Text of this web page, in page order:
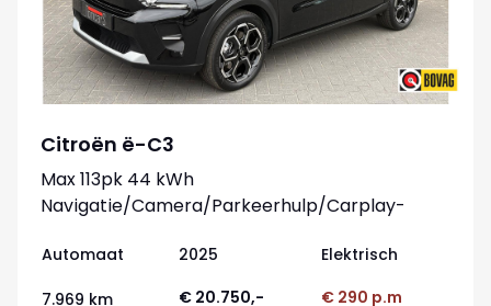
Citroën ë-C3
Max 113pk 44 kWh
Navigatie/Camera/Parkeerhulp/Carplay-
Automaat 2025 Elektrisch
7.969 km € 20.750,- € 290 p.m